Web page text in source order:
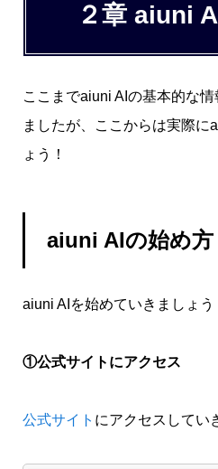
２章 aiuni
ここまでaiuni AIの基本的な
ましたが、ここからは実際に
ょう！
aiuni AIの始め方
aiuni AIを始めていきましょう
①公式サイトにアクセス
公式サイト にアクセスしてい